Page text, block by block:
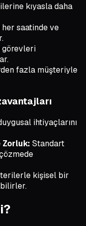
kıyasla daha
her saatinde ve
görevleri
fazla müşteriyle
ihtiyaçlarını
Zorluk: Standart
kişisel bir